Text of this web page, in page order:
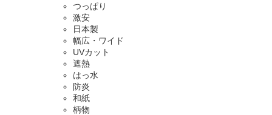
つっぱり
激安
日本製
幅広・ワイド
UVカット
遮熱
はっ水
防炎
和紙
柄物